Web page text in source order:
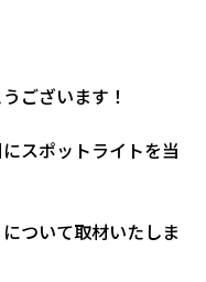
ございます！
スポットライトを当
ついて取材いたしま